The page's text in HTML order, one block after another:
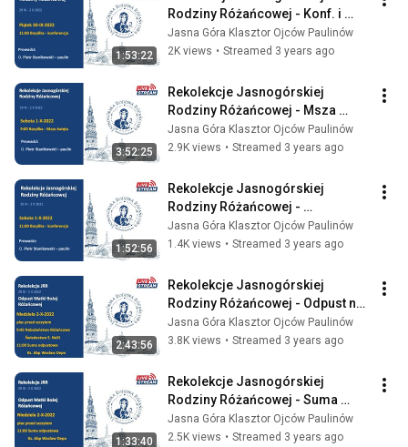
1:53:22
Rodziny Różańcowej - Konf. i
Dr.Krzyżowa w Bazylice -
30.09.2022 Jasna Góra
Jasna Góra Klasztor Ojców Paulinów
2K views • Streamed 3 years ago
3:52:25
Rekolekcje Jasnogórskiej
Rodziny Różańcowej - Msza
Święta w Bazylice - 1.10.2022
Jasna Góra
Jasna Góra Klasztor Ojców Paulinów
2.9K views • Streamed 3 years ago
1:52:56
Rekolekcje Jasnogórskiej
Rodziny Różańcowej -
Konferencja w Bazylice -
1.10.2022 Jasna Góra
Jasna Góra Klasztor Ojców Paulinów
1.4K views • Streamed 3 years ago
2:43:56
Rekolekcje Jasnogórskiej
Rodziny Różańcowej - Odpust na
Szczycie - 2.10.2022 Jasna Góra
Jasna Góra Klasztor Ojców Paulinów
3.8K views • Streamed 3 years ago
1:33:40
Rekolekcje Jasnogórskiej
Rodziny Różańcowej - Suma
odpustowa na Szczycie -
2.10.2022
Jasna Góra Klasztor Ojców Paulinów
2.5K views • Streamed 3 years ago